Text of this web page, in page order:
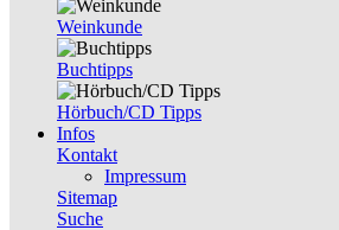
Weinkunde
Buchtipps
Hörbuch/CD Tipps
Infos
Kontakt
Impressum
Sitemap
Suche